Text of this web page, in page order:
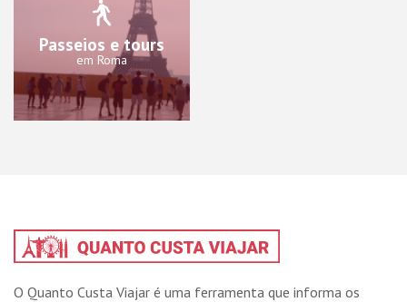
Passeios e tours
em Roma
O Quanto Custa Viajar é uma ferramenta que informa os